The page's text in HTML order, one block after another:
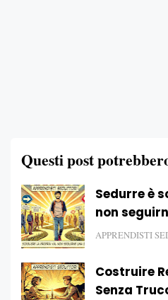
Questi post
Sedurre è
non
APPRENDISTI
Costruire
Senza